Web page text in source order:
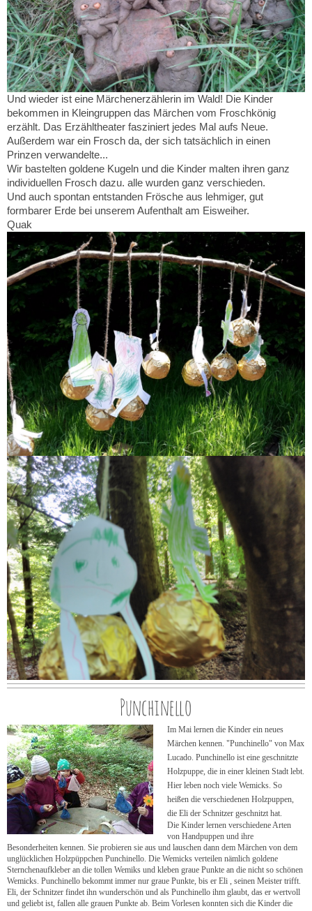
Und wieder ist eine Märchenerzählerin im Wald! Die Kinder
bekommen in Kleingruppen das Märchen vom Froschkönig
erzählt. Das Erzähltheater fasziniert jedes Mal aufs Neue.
Außerdem war ein Frosch da, der sich tatsächlich in einen
Prinzen verwandelte...
Wir bastelten goldene Kugeln und die Kinder malten ihren ganz
individuellen Frosch dazu. alle wurden ganz verschieden.
Und auch spontan entstanden Frösche aus lehmiger, gut
formbarer Erde bei unserem Aufenthalt am Eisweiher.
Quak
Punchinello
Im Mai lernen die Kinder ein neues
Märchen kennen. "Punchinello" von Max
Lucado. Punchinello ist eine geschnitzte
Holzpuppe, die in einer kleinen Stadt lebt.
Hier leben noch viele Wemicks. So
heißen die verschiedenen Holzpuppen,
die Eli der Schnitzer geschnitzt hat.
Die Kinder lernen verschiedene Arten
von Handpuppen und ihre
Besonderheiten kennen. Sie probieren sie aus und lauschen dann dem Märchen von dem
unglücklichen Holzpüppchen Punchinello. Die Wemicks verteilen nämlich goldene
Sternchenaufkleber an die tollen Wemiks und kleben graue Punkte an die nicht so schönen
Wemicks. Punchinello bekommt immer nur graue Punkte, bis er Eli , seinen Meister trifft.
Eli, der Schnitzer findet ihn wunderschön und als Punchinello ihm glaubt, das er wertvoll
und geliebt ist, fallen alle grauen Punkte ab. Beim Vorlesen konnten sich die Kinder die